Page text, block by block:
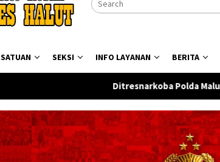
SATUAN SEKSI INFO LAYANAN BERITA
Ditresnarkoba Polda Malut Ungkap Peredaran